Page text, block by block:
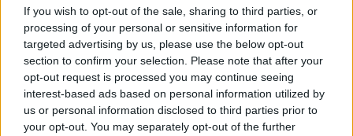
If you wish to opt-out of the sale, sharing to third parties, or
processing of your personal or sensitive information for
targeted advertising by us, please use the below opt-out
section to confirm your selection. Please note that after your
opt-out request is processed you may continue seeing
interest-based ads based on personal information utilized by
us or personal information disclosed to third parties prior to
your opt-out. You may separately opt-out of the further